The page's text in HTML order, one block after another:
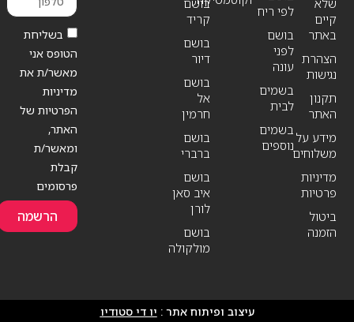
שלא
קיים
באתר
הצהרת
נגישות
תקנון
האתר
מידע על
משלוחים
מדיניות
פרטיות
ביטול
הזמנה
לפי ריח
בושם
לפני
עונה
בשמים
לבית
בשמים
נוספים
בושם
קריד
בושם
דיור
בושם
אל
חרמין
בושם
ברברי
בושם
איב סאן
לורן
בושם
מולקולה
בשליחת
הטופס אני
מאשר/ת את
מדיניות
הפרטיות של
האתר,
ומאשר/ת
קבלת
פרסומים
הרשמה
עיצוב ופיתוח אתר : יו די סטודיו